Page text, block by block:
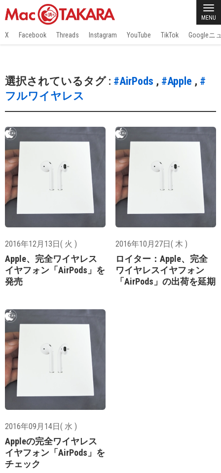
MENU
X Facebook Threads Instagram YouTube TikTok Googleニ
選択されているタグ : #AirPods , #Apple , #
フルワイヤレス
2016年12月13日( 火 )
Apple、完全ワイヤレス
イヤフォン「AirPods」を
発売
2016年10月27日( 木 )
ロイター：Apple、完全
ワイヤレスイヤフォン
「AirPods」の出荷を延期
2016年09月14日( 水 )
Appleの完全ワイヤレス
イヤフォン「AirPods」を
チェック